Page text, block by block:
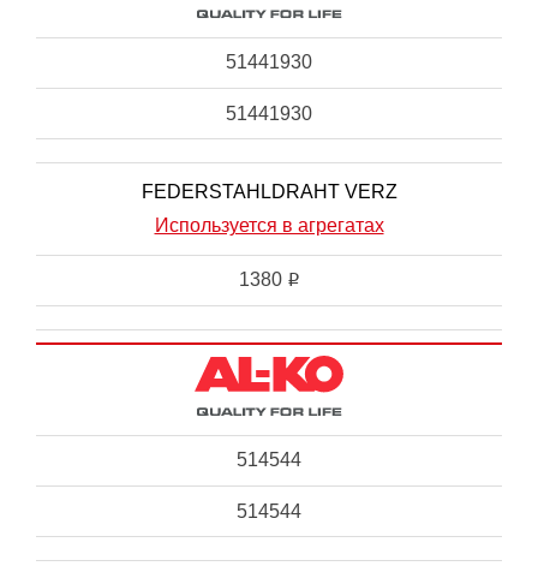
51441930
51441930
FEDERSTAHLDRAHT VERZ
Используется в агрегатах
1380 i
514544
514544